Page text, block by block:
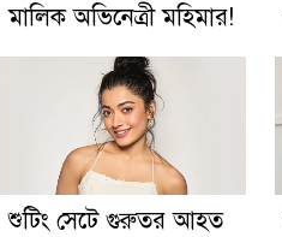
মালিক অভিনেত্রী মহিমার!
শুটিং সেটে গুরুতর আহত